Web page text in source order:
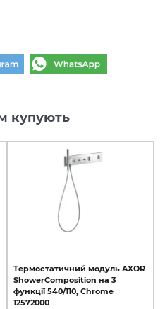
купують
Tермостатичний модуль AXOR
ShowerComposition на 3
функції 540/110, Chrome
12572000